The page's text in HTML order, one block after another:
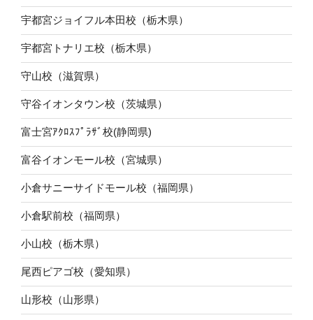
宇都宮ジョイフル本田校（栃木県）
宇都宮トナリエ校（栃木県）
守山校（滋賀県）
守谷イオンタウン校（茨城県）
富士宮ｱｸﾛｽﾌﾟﾗｻﾞ校(静岡県)
富谷イオンモール校（宮城県）
小倉サニーサイドモール校（福岡県）
小倉駅前校（福岡県）
小山校（栃木県）
尾西ピアゴ校（愛知県）
山形校（山形県）